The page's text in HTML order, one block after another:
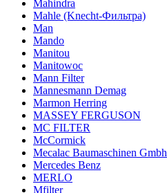
Mahindra
Mahle (Knecht-Фильтра)
Man
Mando
Manitou
Manitowoc
Mann Filter
Mannesmann Demag
Marmon Herring
MASSEY FERGUSON
MC FILTER
McCormick
Mecalac Baumaschinen Gmbh
Mercedes Benz
MERLO
Mfilter